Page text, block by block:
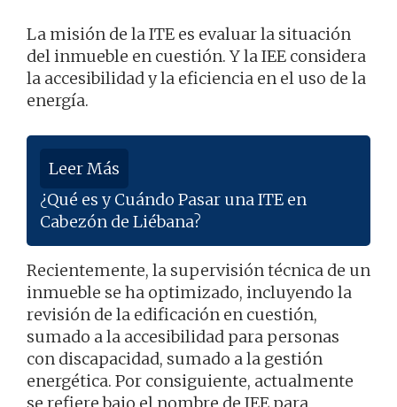
La misión de la ITE es evaluar la situación
del inmueble en cuestión. Y la IEE considera
la accesibilidad y la eficiencia en el uso de la
energía.
Leer Más
¿Qué es y Cuándo Pasar una ITE en
Cabezón de Liébana?
Recientemente, la supervisión técnica de un
inmueble se ha optimizado, incluyendo la
revisión de la edificación en cuestión,
sumado a la accesibilidad para personas
con discapacidad, sumado a la gestión
energética. Por consiguiente, actualmente